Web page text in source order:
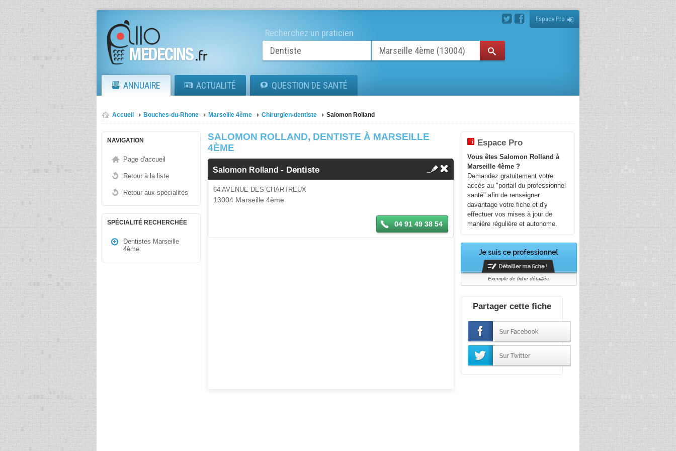
Espace Pro
Recherchez un praticien
ANNUAIRE ACTUALITÉ QUESTION DE SANTÉ
Accueil Bouches-du-Rhone Marseille 4ème Chirurgien-dentiste Salomon Rolland
NAVIGATION
Page d'accueil
Retour à la liste
Retour aux spécialités
SPÉCIALITÉ RECHERCHÉE
Dentistes Marseille
4ème
SALOMON ROLLAND, DENTISTE À MARSEILLE
4ÈME
Salomon Rolland- Dentiste
64 AVENUE DES CHARTREUX
13004 Marseille 4ème
04 91 49 38 54
Espace Pro
Vous êtes Salomon Rolland à
Marseille 4ème ?
Demandezgratuitement votre
accès au "portail du professionnel
santé" afin de renseigner
davantage votre fiche et d'y
effectuer vos mises à jour de
manière régulière et autonome.
Exemple de fiche détaillée
Partager cette fiche